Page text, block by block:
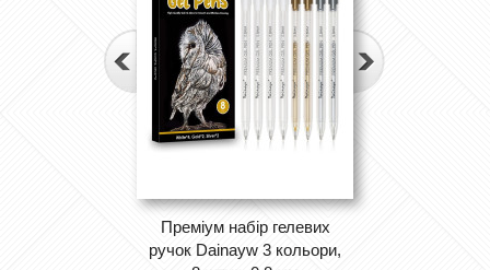
Преміум набір гелевих
ручок Dainayw 3 кольори,